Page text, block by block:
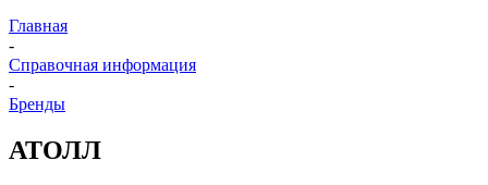
Главная
-
Справочная информация
-
Бренды
АТОЛЛ